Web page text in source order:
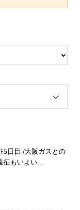
5日目 /大阪ガスとの
もいよい...